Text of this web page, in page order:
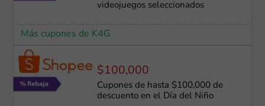
videojuegos seleccionados
Más cupones de K4G
$100,000
Cupones de hasta $100,000 de
descuento en el Día del Niño